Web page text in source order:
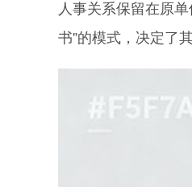
人事关系保留在原
书”的模式，决定了